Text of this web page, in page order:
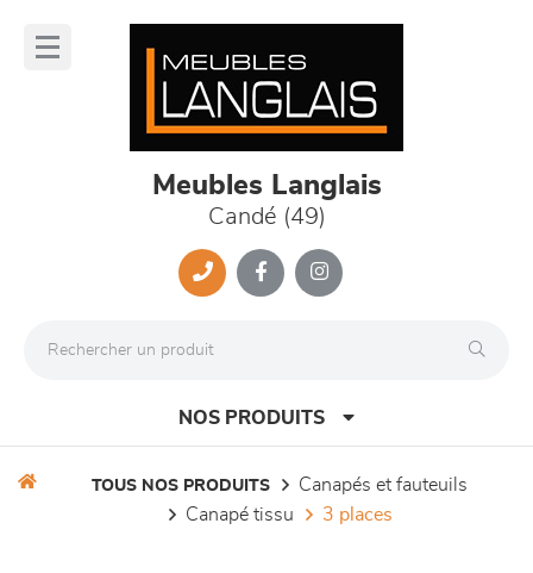
Meubles Langlais
Candé (49)
NOS PRODUITS
TOUS NOS PRODUITS
canapés et fauteuils
canapé tissu
3 places